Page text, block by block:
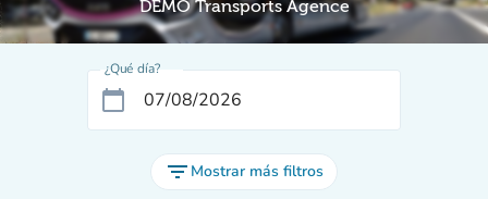
DEMO Transports Agence
¿Qué día?
calendar_today
filter_list Mostrar más filtros